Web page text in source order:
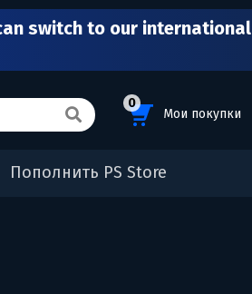
switch to our international
0
Мои покупки
Пополнить PS Store